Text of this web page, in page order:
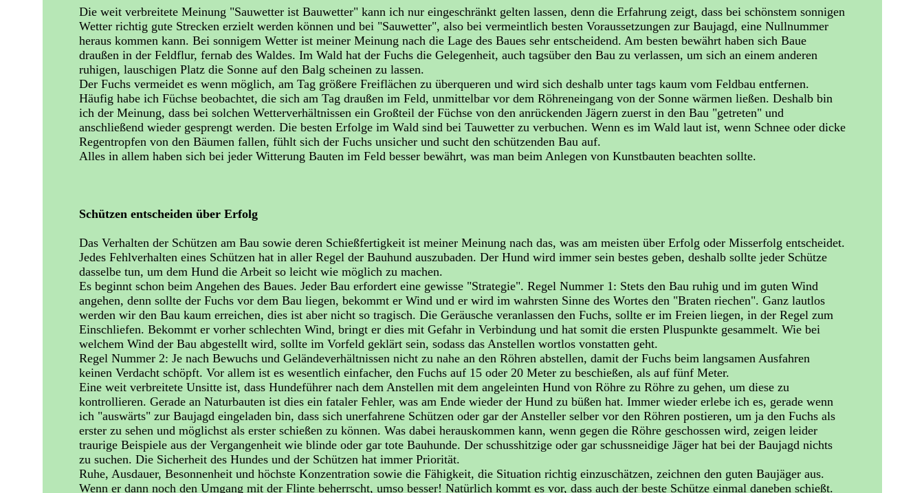
Die weit verbreitete Meinung "Sauwetter ist Bauwetter" kann ich nur eingeschränkt gelten lassen, denn die Erfahrung zeigt, dass bei schönstem sonnigen
Wetter richtig gute Strecken erzielt werden können und bei "Sauwetter", also bei vermeintlich besten Voraussetzungen zur Baujagd, eine Nullnummer
heraus kommen kann. Bei sonnigem Wetter ist meiner Meinung nach die Lage des Baues sehr entscheidend. Am besten bewährt haben sich Baue
draußen in der Feldflur, fernab des Waldes. Im Wald hat der Fuchs die Gelegenheit, auch tagsüber den Bau zu verlassen, um sich an einem anderen
ruhigen, lauschigen Platz die Sonne auf den Balg scheinen zu lassen.
Der Fuchs vermeidet es wenn möglich, am Tag größere Freiflächen zu überqueren und wird sich deshalb unter tags kaum vom Feldbau entfernen.
Häufig habe ich Füchse beobachtet, die sich am Tag draußen im Feld, unmittelbar vor dem Röhreneingang von der Sonne wärmen ließen. Deshalb bin
ich der Meinung, dass bei solchen Wetterverhältnissen ein Großteil der Füchse von den anrückenden Jägern zuerst in den Bau "getreten" und
anschließend wieder gesprengt werden. Die besten Erfolge im Wald sind bei Tauwetter zu verbuchen. Wenn es im Wald laut ist, wenn Schnee oder dicke
Regentropfen von den Bäumen fallen, fühlt sich der Fuchs unsicher und sucht den schützenden Bau auf.
Alles in allem haben sich bei jeder Witterung Bauten im Feld besser bewährt, was man beim Anlegen von Kunstbauten beachten sollte.
Schützen entscheiden über Erfolg
Das Verhalten der Schützen am Bau sowie deren Schießfertigkeit ist meiner Meinung nach das, was am meisten über Erfolg oder Misserfolg entscheidet.
Jedes Fehlverhalten eines Schützen hat in aller Regel der Bauhund auszubaden. Der Hund wird immer sein bestes geben, deshalb sollte jeder Schütze
dasselbe tun, um dem Hund die Arbeit so leicht wie möglich zu machen.
Es beginnt schon beim Angehen des Baues. Jeder Bau erfordert eine gewisse "Strategie". Regel Nummer 1: Stets den Bau ruhig und im guten Wind
angehen, denn sollte der Fuchs vor dem Bau liegen, bekommt er Wind und er wird im wahrsten Sinne des Wortes den "Braten riechen". Ganz lautlos
werden wir den Bau kaum erreichen, dies ist aber nicht so tragisch. Die Geräusche veranlassen den Fuchs, sollte er im Freien liegen, in der Regel zum
Einschliefen. Bekommt er vorher schlechten Wind, bringt er dies mit Gefahr in Verbindung und hat somit die ersten Pluspunkte gesammelt. Wie bei
welchem Wind der Bau abgestellt wird, sollte im Vorfeld geklärt sein, sodass das Anstellen wortlos vonstatten geht.
Regel Nummer 2: Je nach Bewuchs und Geländeverhältnissen nicht zu nahe an den Röhren abstellen, damit der Fuchs beim langsamen Ausfahren
keinen Verdacht schöpft. Vor allem ist es wesentlich einfacher, den Fuchs auf 15 oder 20 Meter zu beschießen, als auf fünf Meter.
Eine weit verbreitete Unsitte ist, dass Hundeführer nach dem Anstellen mit dem angeleinten Hund von Röhre zu Röhre zu gehen, um diese zu
kontrollieren. Gerade an Naturbauten ist dies ein fataler Fehler, was am Ende wieder der Hund zu büßen hat. Immer wieder erlebe ich es, gerade wenn
ich "auswärts" zur Baujagd eingeladen bin, dass sich unerfahrene Schützen oder gar der Ansteller selber vor den Röhren postieren, um ja den Fuchs als
erster zu sehen und möglichst als erster schießen zu können. Was dabei herauskommen kann, wenn gegen die Röhre geschossen wird, zeigen leider
traurige Beispiele aus der Vergangenheit wie blinde oder gar tote Bauhunde. Der schusshitzige oder gar schussneidige Jäger hat bei der Baujagd nichts
zu suchen. Die Sicherheit des Hundes und der Schützen hat immer Priorität.
Ruhe, Ausdauer, Besonnenheit und höchste Konzentration sowie die Fähigkeit, die Situation richtig einzuschätzen, zeichnen den guten Baujäger aus.
Wenn er dann noch den Umgang mit der Flinte beherrscht, umso besser! Natürlich kommt es vor, dass auch der beste Schütze einmal daneben schießt.